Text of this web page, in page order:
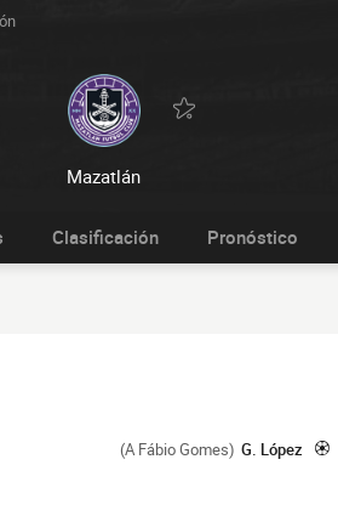
Mazatlán
Clasificación Pronóstico
G. López
(A Fábio Gomes)